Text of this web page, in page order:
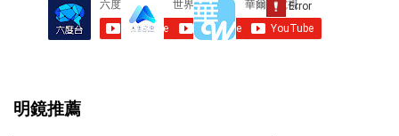
明鏡推薦